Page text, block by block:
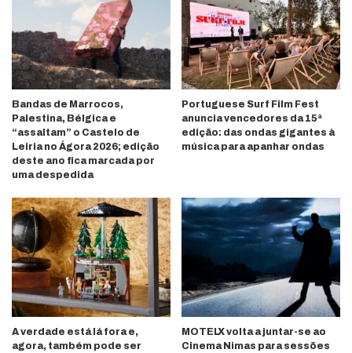
Bandas de Marrocos,
Palestina, Bélgica e
“assaltam” o Castelo de
Leiria no Ágora 2026; edição
deste ano fica marcada por
uma despedida
Portuguese Surf Film Fest
anuncia vencedores da 15ª
edição: das ondas gigantes à
música para apanhar ondas
A verdade está lá fora e,
agora, também pode ser
MOTELX volta a juntar-se ao
Cinema Nimas para sessões